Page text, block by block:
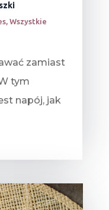
, Wszystkie
zamiast
tym
napój, jak